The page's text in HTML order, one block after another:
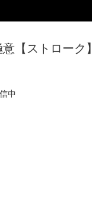
【ストローク】
中